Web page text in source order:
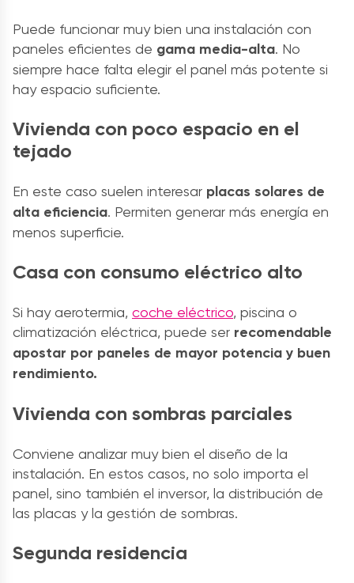
Puede funcionar muy bien una instalación con
paneles eficientes de gama media-alta. No
siempre hace falta elegir el panel más potente si
hay espacio suficiente.
Vivienda con poco espacio en el
tejado
En este caso suelen interesar placas solares de
alta eficiencia. Permiten generar más energía en
menos superficie.
Casa con consumo eléctrico alto
Si hay aerotermia, coche eléctrico, piscina o
climatización eléctrica, puede ser recomendable
apostar por paneles de mayor potencia y buen
rendimiento.
Vivienda con sombras parciales
Conviene analizar muy bien el diseño de la
instalación. En estos casos, no solo importa el
panel, sino también el inversor, la distribución de
las placas y la gestión de sombras.
Segunda residencia